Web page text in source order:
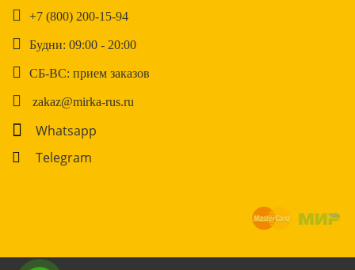
+7 (800) 200-15-94
Будни: 09:00 - 20:00
СБ-ВС: прием заказов
zakaz@mirka-rus.ru
Whatsapp
Telegram